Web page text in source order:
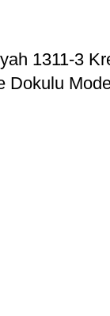
1311-3
Dokulu